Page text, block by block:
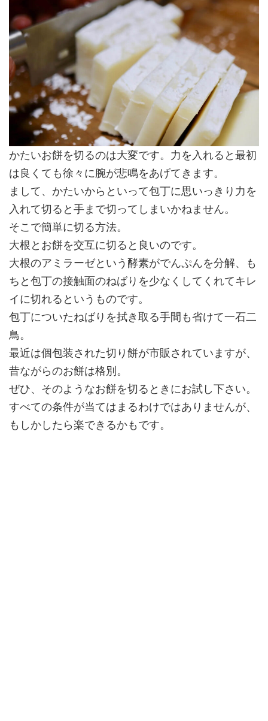
かたいお餅を切るのは大変です。力を入れると最初
は良くても徐々に腕が悲鳴をあげてきます。
まして、かたいからといって包丁に思いっきり力を
入れて切ると手まで切ってしまいかねません。
そこで簡単に切る方法。
大根とお餅を交互に切ると良いのです。
大根のアミラーゼという酵素がでんぷんを分解、も
ちと包丁の接触面のねばりを少なくしてくれてキレ
イに切れるというものです。
包丁についたねばりを拭き取る手間も省けて一石二
鳥。
最近は個包装された切り餅が市販されていますが、
昔ながらのお餅は格別。
ぜひ、そのようなお餅を切るときにお試し下さい。
すべての条件が当てはまるわけではありませんが、
もしかしたら楽できるかもです。